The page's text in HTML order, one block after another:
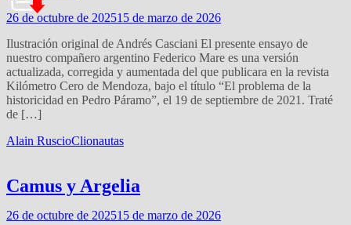
26 de octubre de 202515 de marzo de 2026
Ilustración original de Andrés Casciani El presente ensayo de
nuestro compañero argentino Federico Mare es una versión
actualizada, corregida y aumentada del que publicara en la revista
Kilómetro Cero de Mendoza, bajo el título “El problema de la
historicidad en Pedro Páramo”, el 19 de septiembre de 2021. Traté
de […]
Alain RuscioClionautas
Camus y Argelia
26 de octubre de 202515 de marzo de 2026